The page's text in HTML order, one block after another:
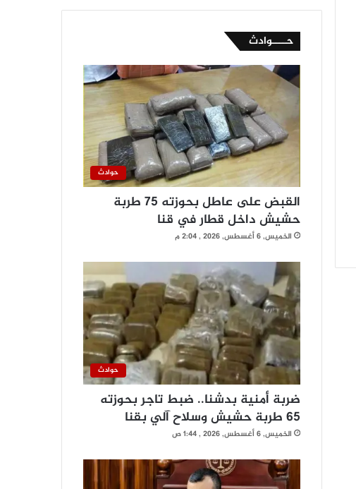
حــــوادث
حوادث
القبض على عاطل بحوزته 75 طربة
حشيش داخل قطار في قنا
الخميس, 6 أغسطس, 2026 , 2:04 م
حوادث
ضربة أمنية بدشنا.. ضبط تاجر بحوزته
65 طربة حشيش وسلاح آلي بقنا
الخميس, 6 أغسطس, 2026 , 1:44 ص